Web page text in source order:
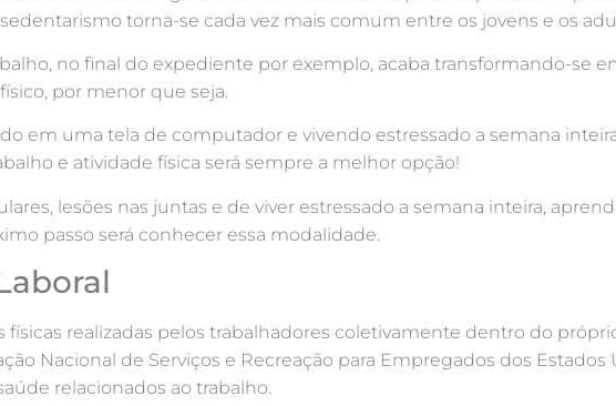
torna-se cada vez mais comum entre os jovens e os
no final do expediente por exemplo, acaba transformando-se
por menor que seja.
em uma tela de computador e vivendo estressado a semana
e atividade física será sempre a melhor opção!
lesões nas juntas e de viver estressado a semana inteira,
passo será conhecer essa modalidade.
físicas realizadas pelos trabalhadores coletivamente dentro do
Nacional de Serviços e Recreação para Empregados dos
relacionados ao trabalho.